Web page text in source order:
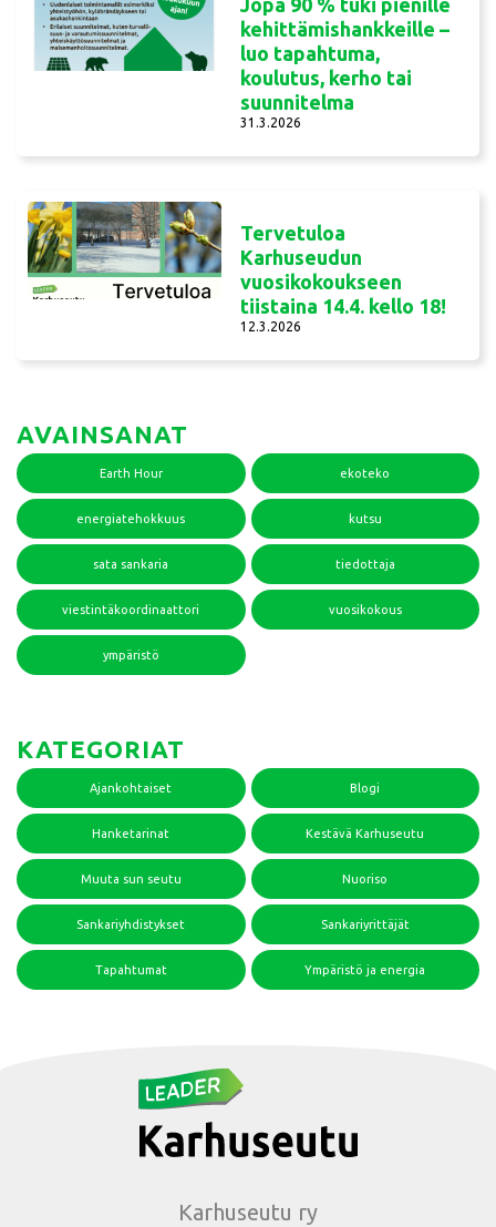
Jopa 90 % tuki pienille
kehittämishankkeille –
luo tapahtuma,
koulutus, kerho tai
suunnitelma
31.3.2026
Tervetuloa
Karhuseudun
vuosikokoukseen
tiistaina 14.4. kello 18!
12.3.2026
AVAINSANAT
Earth Hour ekoteko
energiatehokkuus kutsu
sata sankaria tiedottaja
viestintäkoordinaattori vuosikokous
ympäristö
KATEGORIAT
Ajankohtaiset Blogi
Hanketarinat Kestävä Karhuseutu
Muuta sun seutu Nuoriso
Sankariyhdistykset Sankariyrittäjät
Tapahtumat Ympäristö ja energia
Karhuseutu ry